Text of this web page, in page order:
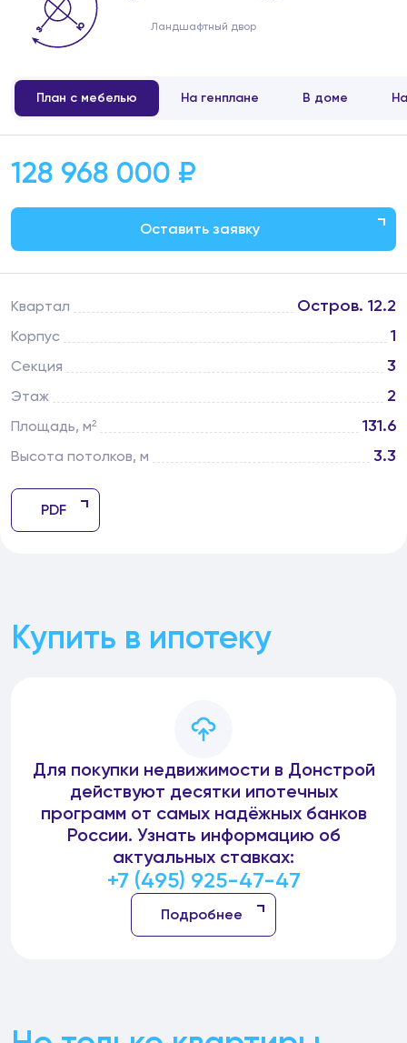
План с мебелью На генплане В доме
Ландшафтный двор
Квартал Остров. 12.2
Корпус 1
Секция 3
Этаж 2
Площадь, м² 131.6
Высота потолков, м 3.3
PDF
128 968 000 ₽
Оставить заявку
Купить в ипотеку
Для покупки недвижимости в Донстрой
действуют десятки ипотечных
программ от самых надёжных банков
России. Узнать информацию об
актуальных ставках:
+7 (495) 925-47-47
Подробнее